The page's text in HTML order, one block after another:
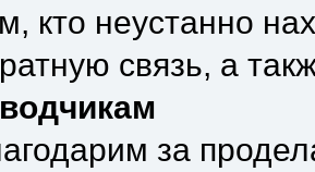
кто неустанно
связь, а
за